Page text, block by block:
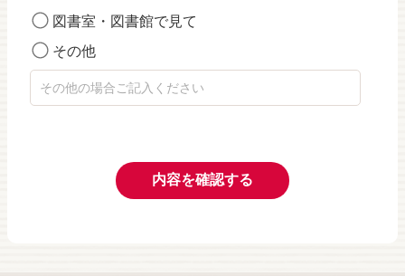
図書室・図書館で見て
その他
内容を確認する